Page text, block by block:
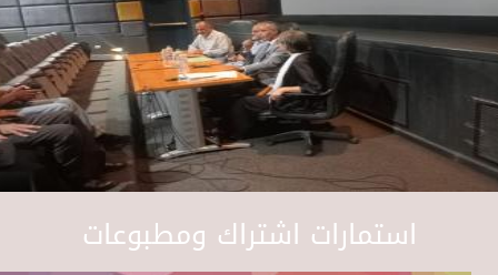
استمارات اشتراك ومطبوعات